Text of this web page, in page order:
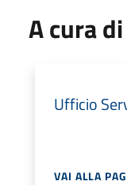
A cura di
Ufficio
VAI ALLA